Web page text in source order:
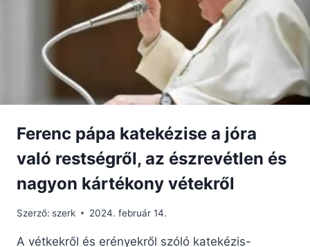
Ferenc pápa katekézise a jóra
való restségről, az észrevétlen és
nagyon kártékony vétekről
Szerző: szerk 2024. február 14.
A vétkekről és erényekről szóló katekézis-